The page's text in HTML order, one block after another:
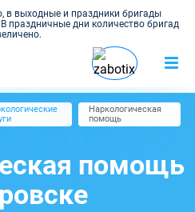
в выходные и праздники бригады
праздничные дни количество бригад
Наркологическая
помощь
помощь